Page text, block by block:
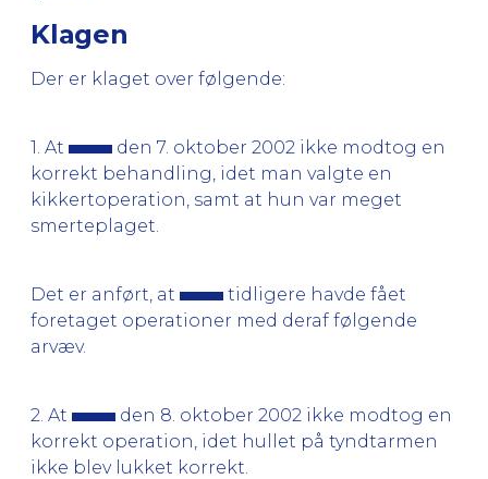
Klagen
Der er klaget over følgende:
1. At
den 7. oktober 2002 ikke modtog en
korrekt behandling, idet man valgte en
kikkertoperation, samt at hun var meget
smerteplaget.
Det er anført, at
tidligere havde fået
foretaget operationer med deraf følgende
arvæv.
2. At
den 8. oktober 2002 ikke modtog en
korrekt operation, idet hullet på tyndtarmen
ikke blev lukket korrekt.